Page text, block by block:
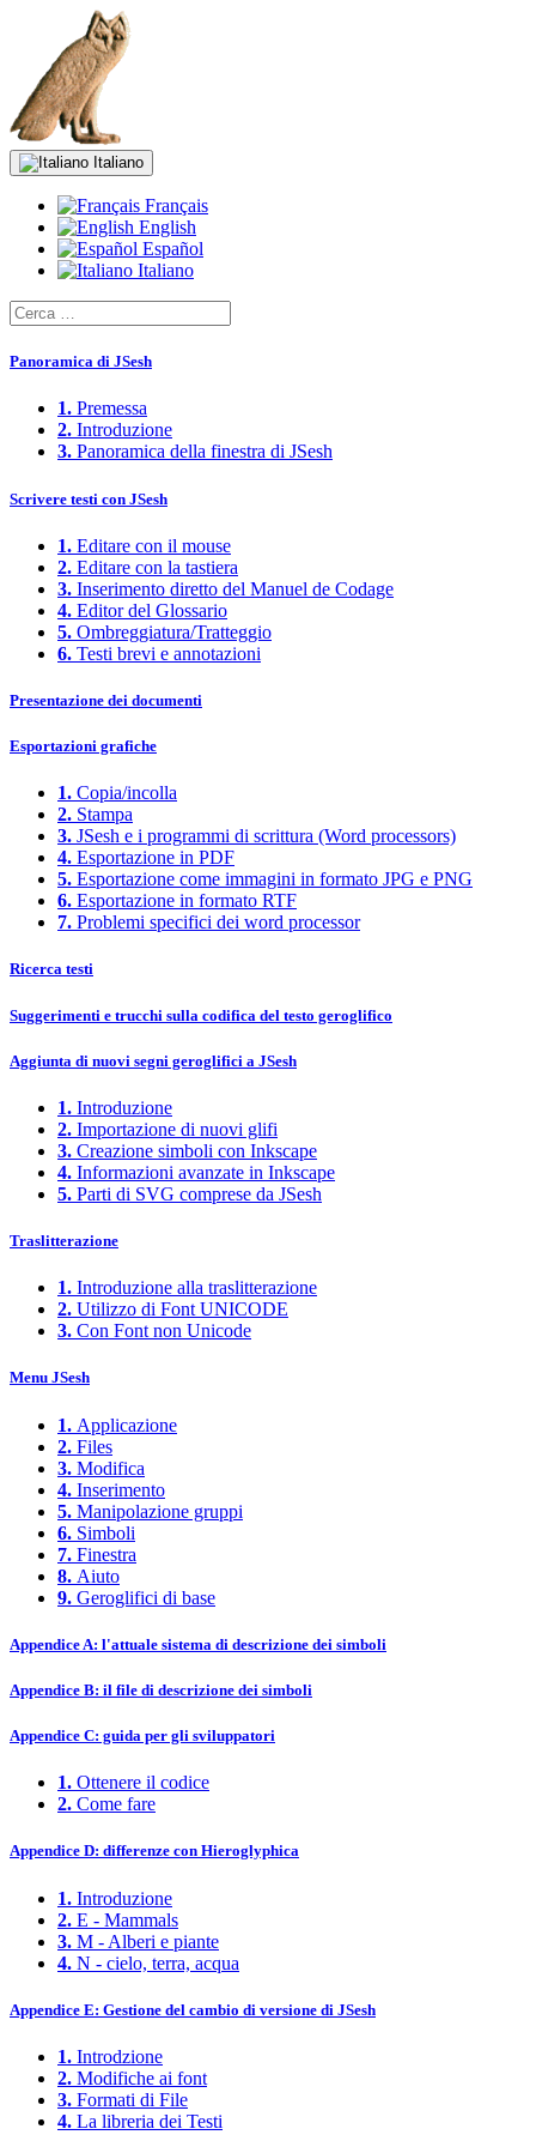
Italiano
Français
English
Español
Italiano
Panoramica di JSesh
1. Premessa
2. Introduzione
3. Panoramica della finestra di JSesh
Scrivere testi con JSesh
1. Editare con il mouse
2. Editare con la tastiera
3. Inserimento diretto del Manuel de Codage
4. Editor del Glossario
5. Ombreggiatura/Tratteggio
6. Testi brevi e annotazioni
Presentazione dei documenti
Esportazioni grafiche
1. Copia/incolla
2. Stampa
3. JSesh e i programmi di scrittura (Word processors)
4. Esportazione in PDF
5. Esportazione come immagini in formato JPG e PNG
6. Esportazione in formato RTF
7. Problemi specifici dei word processor
Ricerca testi
Suggerimenti e trucchi sulla codifica del testo geroglifico
Aggiunta di nuovi segni geroglifici a JSesh
1. Introduzione
2. Importazione di nuovi glifi
3. Creazione simboli con Inkscape
4. Informazioni avanzate in Inkscape
5. Parti di SVG comprese da JSesh
Traslitterazione
1. Introduzione alla traslitterazione
2. Utilizzo di Font UNICODE
3. Con Font non Unicode
Menu JSesh
1. Applicazione
2. Files
3. Modifica
4. Inserimento
5. Manipolazione gruppi
6. Simboli
7. Finestra
8. Aiuto
9. Geroglifici di base
Appendice A: l'attuale sistema di descrizione dei simboli
Appendice B: il file di descrizione dei simboli
Appendice C: guida per gli sviluppatori
1. Ottenere il codice
2. Come fare
Appendice D: differenze con Hieroglyphica
1. Introduzione
2. E - Mammals
3. M - Alberi e piante
4. N - cielo, terra, acqua
Appendice E: Gestione del cambio di versione di JSesh
1. Introdzione
2. Modifiche ai font
3. Formati di File
4. La libreria dei Testi